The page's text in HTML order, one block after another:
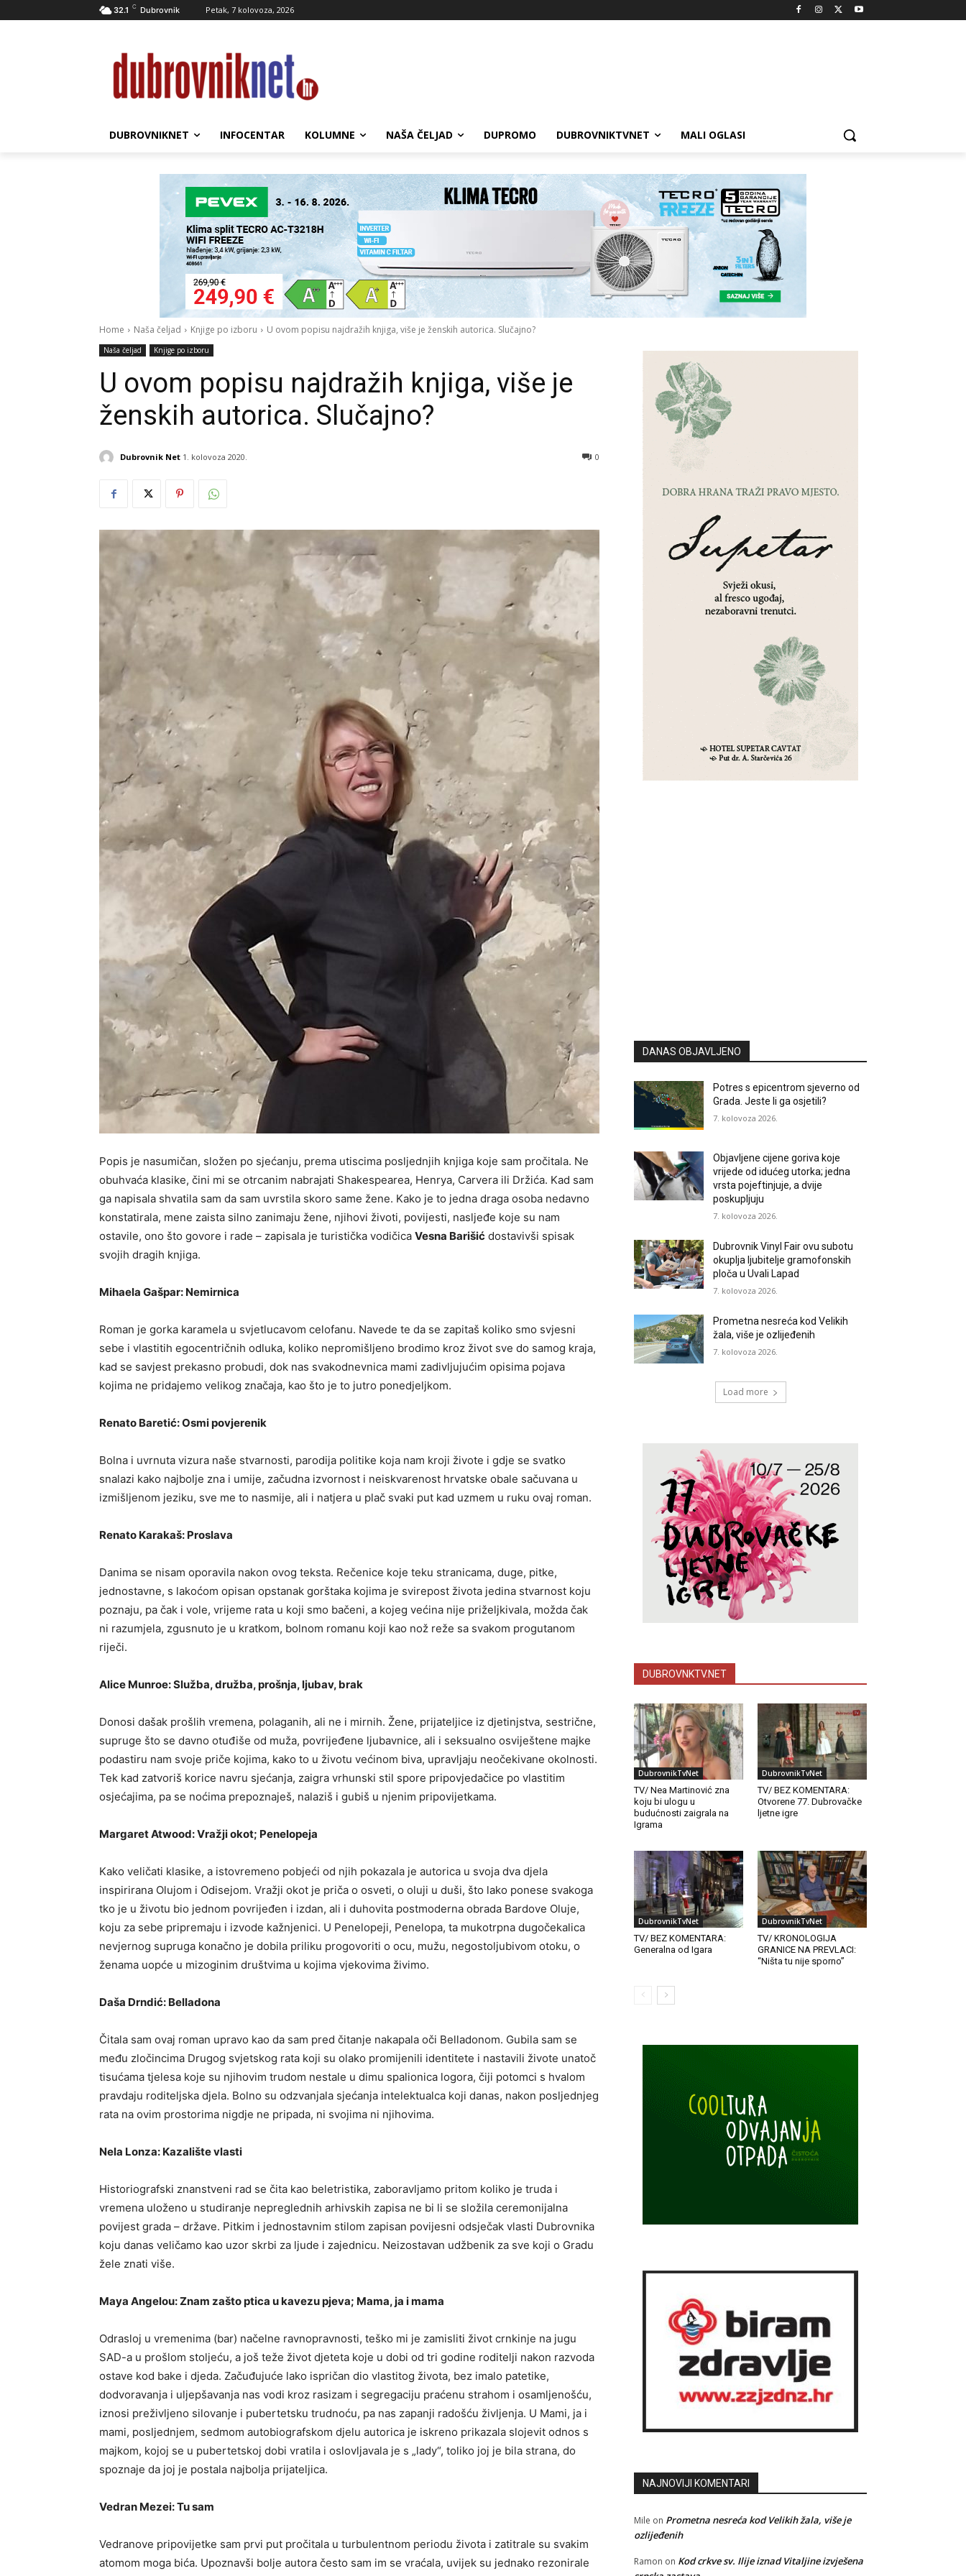
32.1 C Dubrovnik Petak, 7 kolovoza, 2026
DUBROVNIKNET INFOCENTAR KOLUMNE NAŠA ČELJAD DUPROMO DUBROVNIKTVNET MALI OGLASI
Home Naša čeljad Knjige po izboru U ovom popisu najdražih knjiga, više je ženskih autorica. Slučajno?
Naša čeljad Knjige po izboru
U ovom popisu najdražih knjiga, više je
ženskih autorica. Slučajno?
Dubrovnik Net 1. kolovoza 2020. 0
Popis je nasumičan, složen po sjećanju, prema utiscima posljednjih knjiga koje sam pročitala. Ne
obuhvaća klasike, čini mi se otrcanim nabrajati Shakespearea, Henrya, Carvera ili Držića. Kad sam
ga napisala shvatila sam da sam uvrstila skoro same žene. Kako je to jedna draga osoba nedavno
konstatirala, mene zaista silno zanimaju žene, njihovi životi, povijesti, nasljeđe koje su nam
ostavile, ono što govore i rade – zapisala je turistička vodičica Vesna Barišić dostavivši spisak
svojih dragih knjiga.
Mihaela Gašpar: Nemirnica
Roman je gorka karamela u svjetlucavom celofanu. Navede te da se zapitaš koliko smo svjesni
sebe i vlastitih egocentričnih odluka, koliko nepromišljeno brodimo kroz život sve do samog kraja,
kad se savjest prekasno probudi, dok nas svakodnevnica mami zadivljujućim opisima pojava
kojima ne pridajemo velikog značaja, kao što je to jutro ponedjeljkom.
Renato Baretić: Osmi povjerenik
Bolna i uvrnuta vizura naše stvarnosti, parodija politike koja nam kroji živote i gdje se svatko
snalazi kako najbolje zna i umije, začudna izvornost i neiskvarenost hrvatske obale sačuvana u
izmišljenom jeziku, sve me to nasmije, ali i natjera u plač svaki put kad uzmem u ruku ovaj roman.
Renato Karakaš: Proslava
Danima se nisam oporavila nakon ovog teksta. Rečenice koje teku stranicama, duge, pitke,
jednostavne, s lakoćom opisan opstanak gorštaka kojima je svirepost života jedina stvarnost koju
poznaju, pa čak i vole, vrijeme rata u koji smo bačeni, a kojeg većina nije priželjkivala, možda čak
ni razumjela, zgusnuto je u kratkom, bolnom romanu koji kao nož reže sa svakom progutanom
riječi.
Alice Munroe: Služba, družba, prošnja, ljubav, brak
Donosi dašak prošlih vremena, polaganih, ali ne i mirnih. Žene, prijateljice iz djetinjstva, sestrične,
supruge što se davno otuđiše od muža, povrijeđene ljubavnice, ali i seksualno osviještene majke
podastiru nam svoje priče kojima, kako to u životu većinom biva, upravljaju neočekivane okolnosti.
Tek kad zatvoriš korice navru sjećanja, zaigra vrhunski stil spore pripovjedačice po vlastitim
osjećajima, pa se noćima prepoznaješ, nalaziš i gubiš u njenim pripovijetkama.
Margaret Atwood: Vražji okot; Penelopeja
Kako veličati klasike, a istovremeno pobjeći od njih pokazala je autorica u svoja dva djela
inspirirana Olujom i Odisejom. Vražji okot je priča o osveti, o oluji u duši, što lako ponese svakoga
tko je u životu bio jednom povrijeđen i izdan, ali i duhovita postmoderna obrada Bardove Oluje,
koju za sebe pripremaju i izvode kažnjenici. U Penelopeji, Penelopa, ta mukotrpna dugočekalica
nevjernog supruga konačno je dobila priliku progovoriti o ocu, mužu, negostoljubivom otoku, o
ženama uopće u mizoginim društvima u kojima vjekovima živimo.
Daša Drndić: Belladona
Čitala sam ovaj roman upravo kao da sam pred čitanje nakapala oči Belladonom. Gubila sam se
među zločincima Drugog svjetskog rata koji su olako promijenili identitete i nastavili živote unatoč
tisućama tjelesa koje su njihovim trudom nestale u dimu spalionica logora, čiji potomci s hvalom
pravdaju roditeljska djela. Bolno su odzvanjala sjećanja intelektualca koji danas, nakon posljednjeg
rata na ovim prostorima nigdje ne pripada, ni svojima ni njihovima.
Nela Lonza: Kazalište vlasti
Historiografski znanstveni rad se čita kao beletristika, zaboravljamo pritom koliko je truda i
vremena uloženo u studiranje nepreglednih arhivskih zapisa ne bi li se složila ceremonijalna
povijest grada – države. Pitkim i jednostavnim stilom zapisan povijesni odsječak vlasti Dubrovnika
koju danas veličamo kao uzor skrbi za ljude i zajednicu. Neizostavan udžbenik za sve koji o Gradu
žele znati više.
Maya Angelou: Znam zašto ptica u kavezu pjeva; Mama, ja i mama
Odrasloj u vremenima (bar) načelne ravnopravnosti, teško mi je zamisliti život crnkinje na jugu
SAD-a u prošlom stoljeću, a još teže život djeteta koje u dobi od tri godine roditelji nakon razvoda
ostave kod bake i djeda. Začuđujuće lako ispričan dio vlastitog života, bez imalo patetike,
dodvoravanja i uljepšavanja nas vodi kroz rasizam i segregaciju praćenu strahom i osamljenošću,
iznosi preživljeno silovanje i pubertetsku trudnoću, pa nas zapanji radošću življenja. U Mami, ja i
mami, posljednjem, sedmom autobiografskom djelu autorica je iskreno prikazala slojevit odnos s
majkom, kojoj se u pubertetskoj dobi vratila i oslovljavala je s „lady“, toliko joj je bila strana, do
spoznaje da joj je postala najbolja prijateljica.
Vedran Mezei: Tu sam
Vedranove pripovijetke sam prvi put pročitala u turbulentnom periodu života i zatitrale su svakim
atomom moga bića. Upoznavši bolje autora često sam im se vraćala, uvijek su jednako rezonirale
DANAS OBJAVLJENO
Potres s epicentrom sjeverno od
Grada. Jeste li ga osjetili?
7. kolovoza 2026.
Objavljene cijene goriva koje
vrijede od idućeg utorka; jedna
vrsta pojeftinjuje, a dvije
poskupljuju
7. kolovoza 2026.
Dubrovnik Vinyl Fair ovu subotu
okuplja ljubitelje gramofonskih
ploča u Uvali Lapad
7. kolovoza 2026.
Prometna nesreća kod Velikih
žala, više je ozlijeđenih
7. kolovoza 2026.
Load more
DUBROVNKTV.NET
DubrovnikTvNet
TV/ Nea Martinović zna
koju bi ulogu u
budućnosti zaigrala na
Igrama
DubrovnikTvNet
TV/ BEZ KOMENTARA:
Otvorene 77. Dubrovačke
ljetne igre
DubrovnikTvNet
TV/ BEZ KOMENTARA:
Generalna od Igara
DubrovnikTvNet
TV/ KRONOLOGIJA
GRANICE NA PREVLACI:
“Ništa tu nije sporno”
NAJNOVIJI KOMENTARI
Mile on Prometna nesreća kod Velikih žala, više je
ozlijeđenih
Ramon on Kod crkve sv. Ilije iznad Vitaljine izvješena